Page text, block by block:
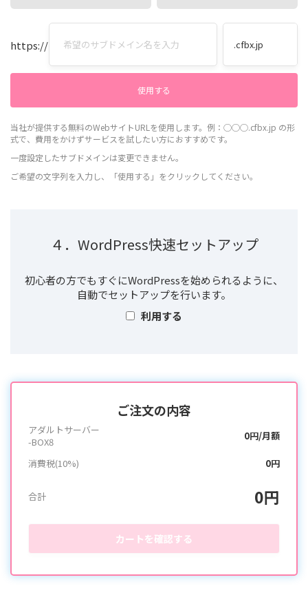
https://
当社が提供する無料のWebサイトURLを使用します。例：◯◯◯.cfbx.jp の形
式で、費用をかけずサービスを試したい方におすすめです。
一度設定したサブドメインは変更できません。
ご希望の文字列を入力し、「使用する」をクリックしてください。
４．WordPress快速セットアップ
初心者の方でもすぐにWordPressを始められるように、
自動でセットアップを行います。
利用する
ご注文の内容
アダルトサーバー
-BOX8
0円/月額
消費税(10%) 0円
合計 0円
カートを確認する